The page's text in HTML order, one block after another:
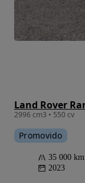
2996 cm3 • 550 cv
Promovido
35 000 km
2023